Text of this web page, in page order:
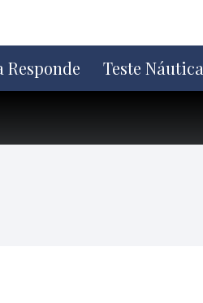
Responde Teste Náutica